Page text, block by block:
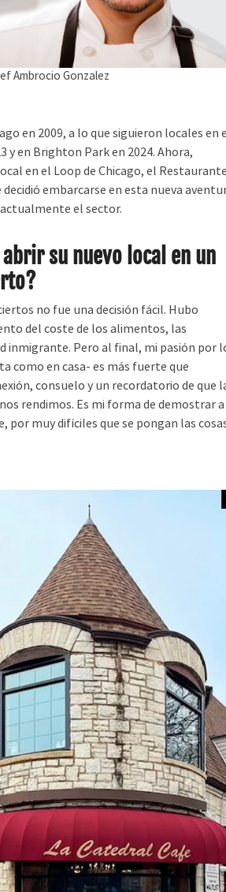
Ambrocio Gonzalez
en 2009, a lo que siguieron locales en
y en Brighton Park en 2024. Ahora,
en el Loop de Chicago, el Restaurante
embarcarse en esta nueva
el sector.
su nuevo local en un
no fue una decisión fácil. Hubo
del coste de los alimentos, las
inmigrante. Pero al final, mi pasión por
como en casa- es más fuerte que
consuelo y un recordatorio de que
rendimos. Es mi forma de demostrar a
muy difíciles que se pongan las